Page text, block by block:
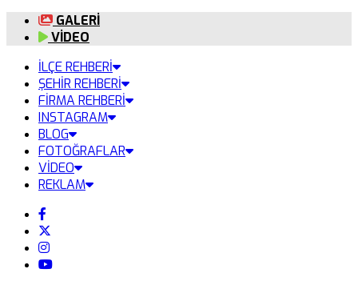
GALERİ
VİDEO
İLÇE REHBERİ
ŞEHİR REHBERİ
FİRMA REHBERİ
INSTAGRAM
BLOG
FOTOĞRAFLAR
VİDEO
REKLAM